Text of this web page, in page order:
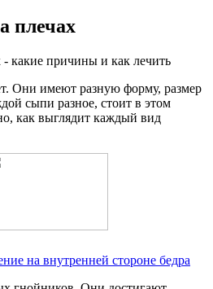
плечах
Они имеют разную форму, размер
сыпи разное, стоит в этом
как выглядит каждый вид
на внутренней стороне бедра